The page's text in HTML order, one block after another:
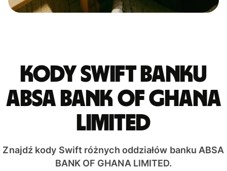
Kody Swift banku
ABSA BANK OF GHANA
LIMITED
Znajdź kody Swift różnych oddziałów banku ABSA
BANK OF GHANA LIMITED.